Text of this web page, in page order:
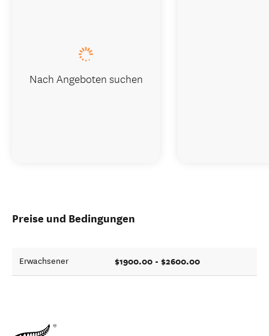
Preise und Bedingungen
Erwachsener $1900.00 - $2600.00
Nach Angeboten suchen